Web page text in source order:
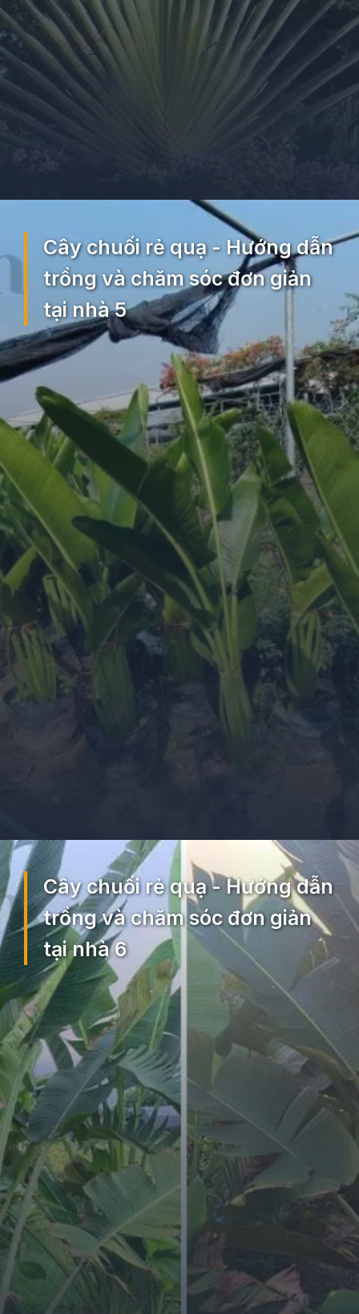
https://ocopaz.vn/cay-chuoi-re-quat-212
Cây chuối rẻ quạ - Hướng dẫn
trồng và chăm sóc đơn giản
tại nhà 5
Đang mở https://ocopaz.vn/cay-chuoi-re-quat-212
Cây chuối rẻ quạ - Hướng dẫn
trồng và chăm sóc đơn giản
tại nhà 6